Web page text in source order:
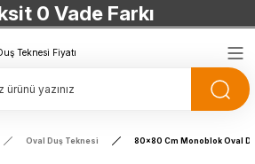
0 Vade Farkı
ÜCRETSİZ KARGO
ÜCRETSİZ KARGO
Oval Duş Teknesi 80x80 Cm Monoblok Oval